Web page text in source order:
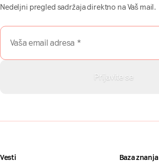
Nedeljni pregled sadržaja direktno na Vaš mail.
Vesti
Baza znanja